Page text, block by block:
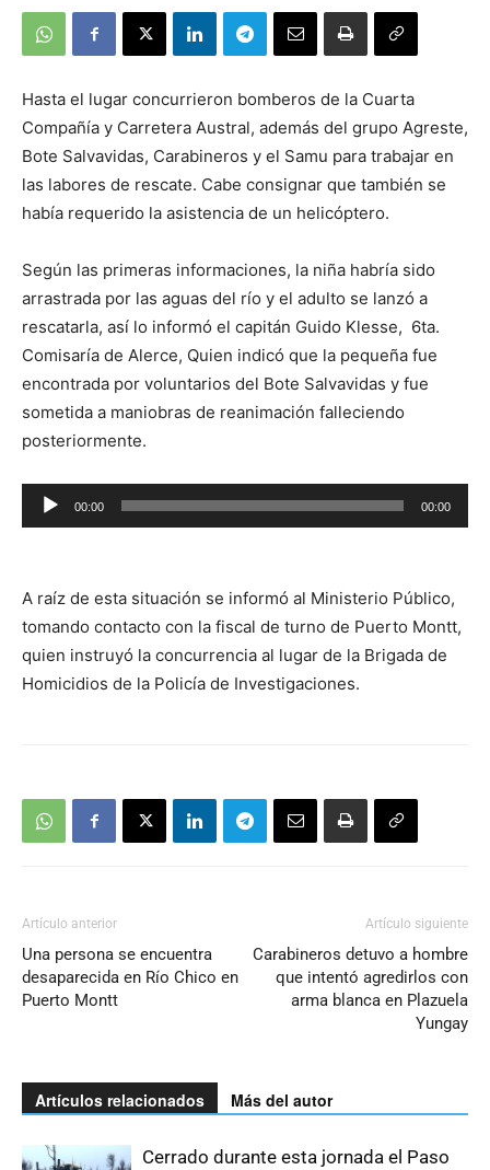
Hasta el lugar concurrieron bomberos de la Cuarta
Compañía y Carretera Austral, además del grupo Agreste,
Bote Salvavidas, Carabineros y el Samu para trabajar en
las labores de rescate. Cabe consignar que también se
había requerido la asistencia de un helicóptero.
Según las primeras informaciones, la niña habría sido
arrastrada por las aguas del río y el adulto se lanzó a
rescatarla, así lo informó el capitán Guido Klesse, 6ta.
Comisaría de Alerce, Quien indicó que la pequeña fue
encontrada por voluntarios del Bote Salvavidas y fue
sometida a maniobras de reanimación falleciendo
posteriormente.
Reproductor
de
00:00 00:00
A raíz de esta situación se informó al Ministerio Público,
tomando contacto con la fiscal de turno de Puerto Montt,
quien instruyó la concurrencia al lugar de la Brigada de
Homicidios de la Policía de Investigaciones.
Artículo anterior
Una persona se encuentra
desaparecida en Río Chico en
Puerto Montt
Artículo siguiente
Carabineros detuvo a hombre
que intentó agredirlos con
arma blanca en Plazuela
Yungay
Artículos relacionados Más del autor
Cerrado durante esta jornada el Paso